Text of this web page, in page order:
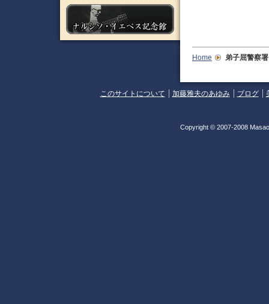
Home 弟子屈警察署
このサイトについて 加藤雅夫のあゆみ ブログ
Copyright © 2007-2008